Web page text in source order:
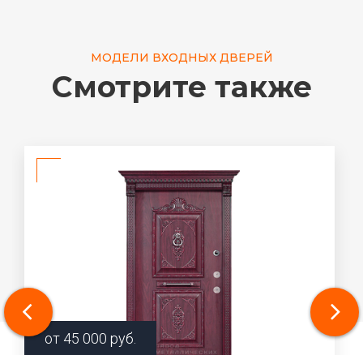
МОДЕЛИ ВХОДНЫХ ДВЕРЕЙ
Смотрите также
от 45 000 руб.